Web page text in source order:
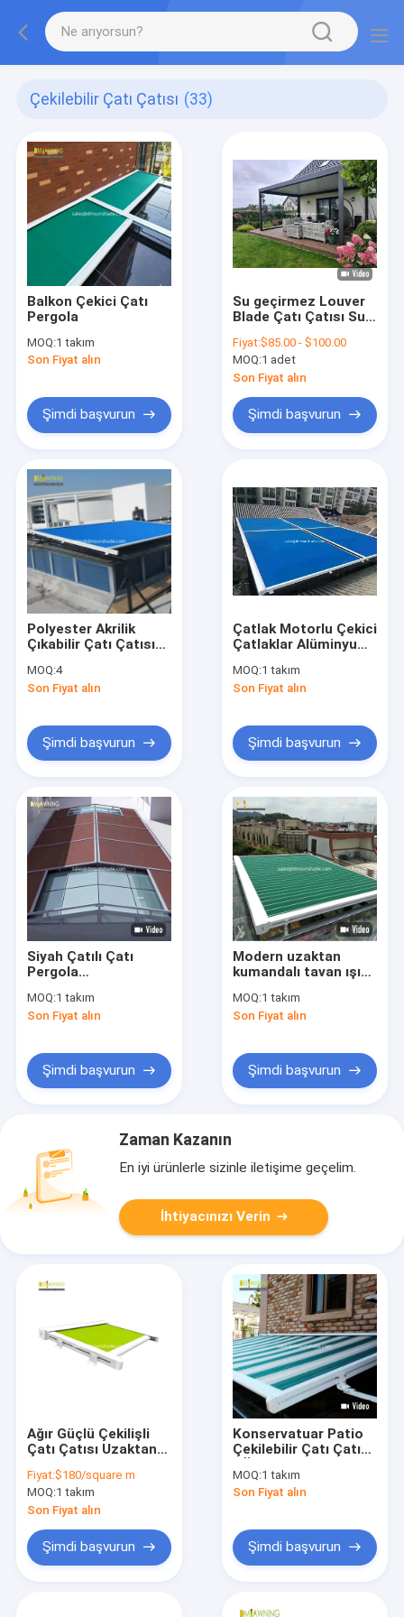
Çekilebilir Çatı Çatısı (33)
Balkon Çekici Çatı
Pergola
MOQ:1 takım
Son Fiyat alın
Şimdi başvurun
Su geçirmez Louver
Blade Çatı Çatısı Su
Çerçeve Pergola
Çatıları
Fiyat:$85.00 - $100.00
MOQ:1 adet
Son Fiyat alın
Şimdi başvurun
Polyester Akrilik
Çıkabilir Çatı Çatısı
Çatısı
MOQ:4
Son Fiyat alın
Şimdi başvurun
Çatlak Motorlu Çekici
Çatlaklar Alüminyum
Çatlak
MOQ:1 takım
Son Fiyat alın
Şimdi başvurun
Siyah Çatılı Çatı
Pergola
Uzaktan Kumanda
Çatısı
MOQ:1 takım
Son Fiyat alın
Şimdi başvurun
Modern uzaktan
kumandalı tavan ışığı
kanopi motorlu geri
çekilebilir çatı
MOQ:1 takım
Son Fiyat alın
Şimdi başvurun
Zaman Kazanın
En iyi ürünlerle sizinle iletişime geçelim.
İhtiyacınızı Verin
Ağır Güçlü Çekilişli
Çatı Çatısı Uzaktan
Çubuğu Su geçirmez
Çekilişli Pergola
Çatıları
Fiyat:$180/square m
MOQ:1 takım
Son Fiyat alın
Şimdi başvurun
Konservatuar Patio
Çekilebilir Çatı Çatısı
Balkon Çatısı
Çekilebilir Çatısı
MOQ:1 takım
Son Fiyat alın
Şimdi başvurun